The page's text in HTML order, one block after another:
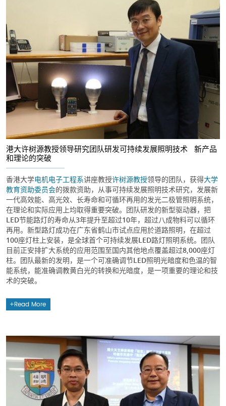
港大许树源教授领导研究团队研发可持续发展照明技术 新产品
和理论的突破
香港大学电机电子工程系讲座教授许树源教授领导的团队，获得大学
教育资助委员会的拨款资助，从事可持续发展照明技术研究，发展新
一代高效能、高光效、长寿命和可循环再用的发光二极管照明系统，
在理论和实际应用上均取得重要突破。团队研发的新型驱动器，把
LED节能路灯的寿命从3年提升至超过10年，超过八成物料可以循环
再用。新型路灯成功在广东省鹤山市试点应用於道路照明，在超过
100座灯柱上安装，是全球首个可持续发展LED路灯照明系统。团队
目前正安排扩大系统的应用范围至国内其他地点覆盖超过8,000座灯
柱。团队最新的发明，是一个可准确调节LED照明光暗度和色温的智
能系统，能准确调教黄白光的转换和光暗度，是一项重要的理论和技
术的突破。
Read More